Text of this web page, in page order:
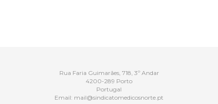
Rua Faria Guimarães, 718, 3º Andar
4200-289 Porto
Portugal
Email: mail@sindicatomedicosnorte.pt